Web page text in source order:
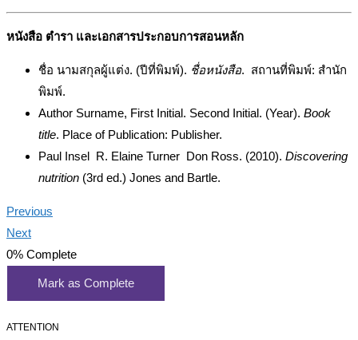
หนังสือ ตำรา และเอกสารประกอบการสอนหลัก
ชื่อ นามสกุลผู้แต่ง. (ปีที่พิมพ์). ชื่อหนังสือ. สถานที่พิมพ์: สำนัก
พิมพ์.
Author Surname, First Initial. Second Initial. (Year). Book
title. Place of Publication: Publisher.
Paul Insel R. Elaine Turner Don Ross. (2010). Discovering
nutrition (3rd ed.) Jones and Bartle.
Previous
Next
0% Complete
Mark as Complete
ATTENTION